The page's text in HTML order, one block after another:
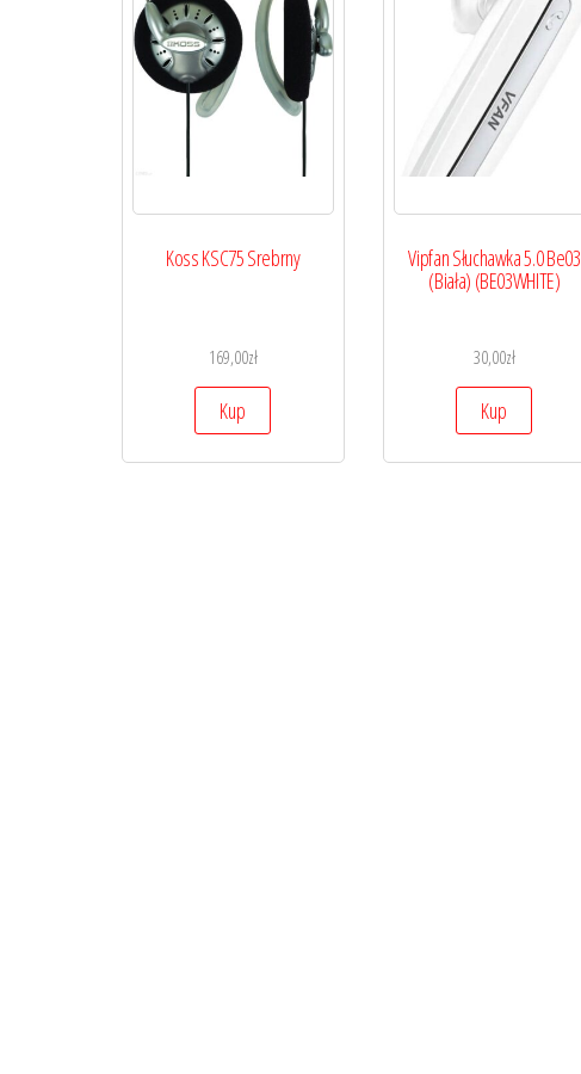
Koss KSC75 Srebrny
169,00zł
Kup
Vipfan Słuchawka 5.0 Be03
(Biała) (BE03WHITE)
30,00zł
Kup